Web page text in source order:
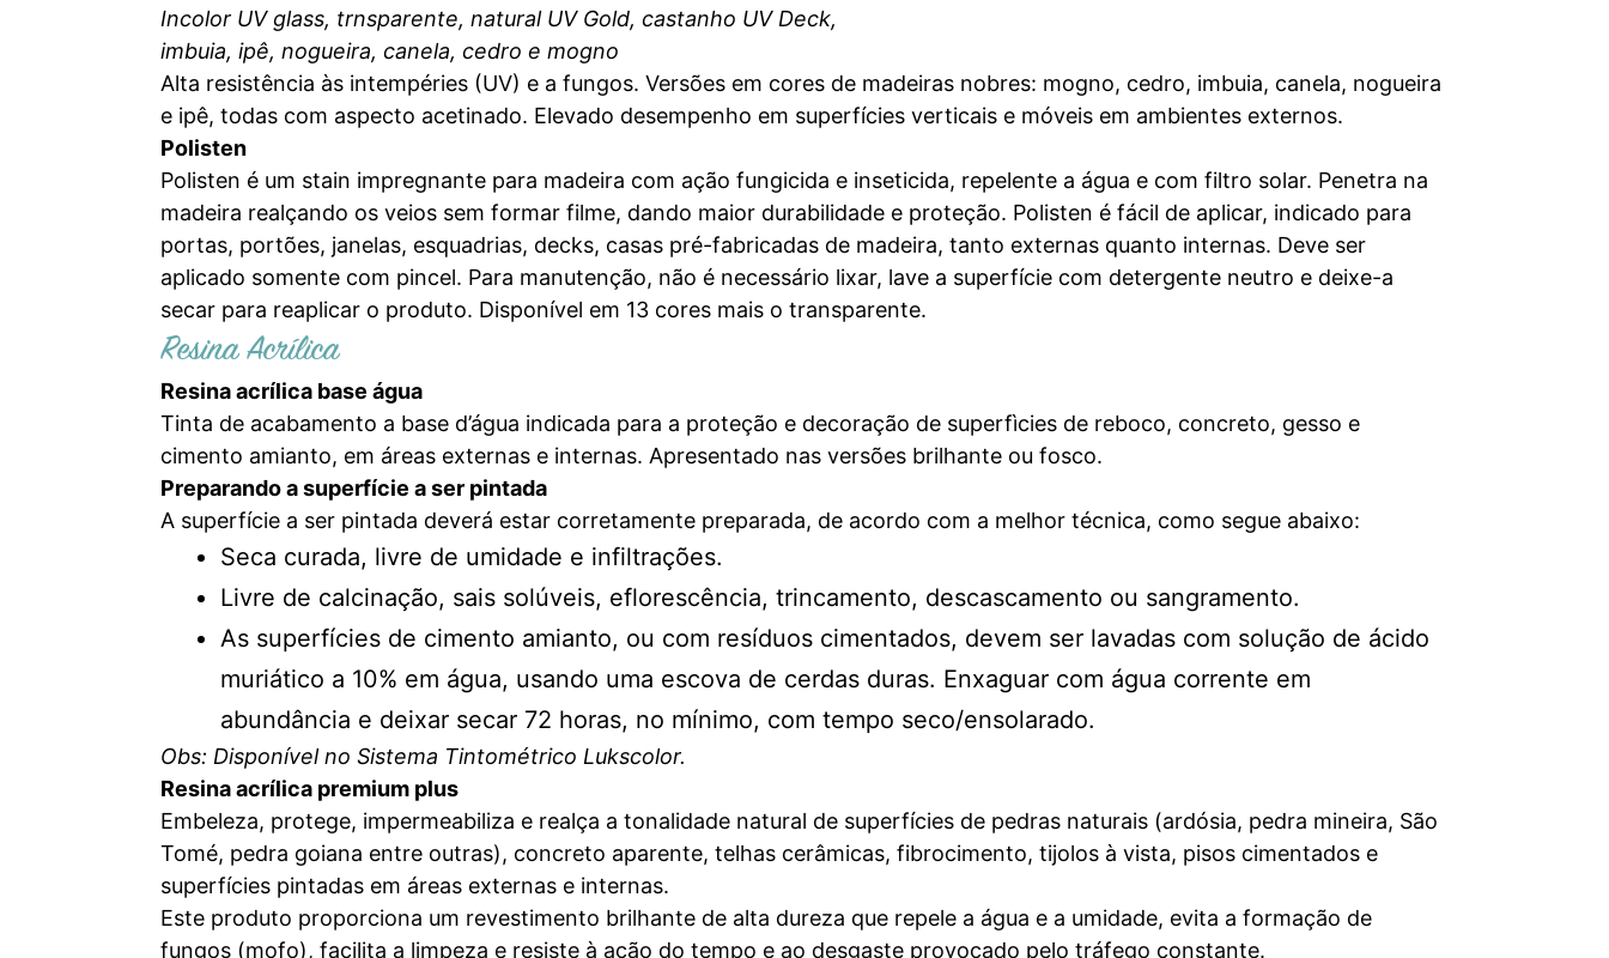
Incolor UV glass, trnsparente, natural UV Gold, castanho UV Deck,
imbuia, ipê, nogueira, canela, cedro e mogno
Alta resistência às intempéries (UV) e a fungos. Versões em cores de madeiras nobres: mogno, cedro, imbuia, canela, nogueira
e ipê, todas com aspecto acetinado. Elevado desempenho em superfícies verticais e móveis em ambientes externos.
Polisten
Polisten é um stain impregnante para madeira com ação fungicida e inseticida, repelente a água e com filtro solar. Penetra na
madeira realçando os veios sem formar filme, dando maior durabilidade e proteção. Polisten é fácil de aplicar, indicado para
portas, portões, janelas, esquadrias, decks, casas pré-fabricadas de madeira, tanto externas quanto internas. Deve ser
aplicado somente com pincel. Para manutenção, não é necessário lixar, lave a superfície com detergente neutro e deixe-a
secar para reaplicar o produto. Disponível em 13 cores mais o transparente.
Resina Acrílica
Resina acrílica base água
Tinta de acabamento a base d’água indicada para a proteção e decoração de superfìcies de reboco, concreto, gesso e
cimento amianto, em áreas externas e internas. Apresentado nas versões brilhante ou fosco.
Preparando a superfície a ser pintada
A superfície a ser pintada deverá estar corretamente preparada, de acordo com a melhor técnica, como segue abaixo:
Seca curada, livre de umidade e infiltrações.
Livre de calcinação, sais solúveis, eflorescência, trincamento, descascamento ou sangramento.
As superfícies de cimento amianto, ou com resíduos cimentados, devem ser lavadas com solução de ácido
muriático a 10% em água, usando uma escova de cerdas duras. Enxaguar com água corrente em
abundância e deixar secar 72 horas, no mínimo, com tempo seco/ensolarado.
Obs: Disponível no Sistema Tintométrico Lukscolor.
Resina acrílica premium plus
Embeleza, protege, impermeabiliza e realça a tonalidade natural de superfícies de pedras naturais (ardósia, pedra mineira, São
Tomé, pedra goiana entre outras), concreto aparente, telhas cerâmicas, fibrocimento, tijolos à vista, pisos cimentados e
superfícies pintadas em áreas externas e internas.
Este produto proporciona um revestimento brilhante de alta dureza que repele a água e a umidade, evita a formação de
fungos (mofo), facilita a limpeza e resiste à ação do tempo e ao desgaste provocado pelo tráfego constante.